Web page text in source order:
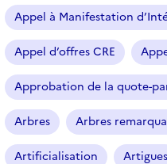
Appel à Manifestation
Appel d’offres CRE
Approbation de la quote-
Arbres Arbres
Artificialisation Artigues